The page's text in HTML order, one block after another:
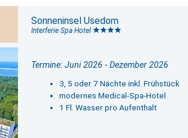
Sonneninsel Usedom
Interferie Spa Hotel
Termine: Juni 2026 - Dezember 2026
3, 5 oder 7 Nächte inkl. Frühstück
modernes Medical-Spa-Hotel
1 Fl. Wasser pro Aufenthalt